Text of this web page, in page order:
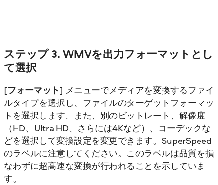
ステップ 3. WMVを出力フォーマットとし
て選択
[フォーマット] メニューでメディアを変換するファイ
ルタイプを選択し、ファイルのターゲットフォーマッ
トを選択します。また、別のビットレート、解像度
（HD、Ultra HD、さらには4Kなど）、コーデックな
どを選択して変換設定を変更できます。SuperSpeed
のラベルに注意してください。このラベルは品質を損
なわずに超高速な変換が行われることを示していま
す。